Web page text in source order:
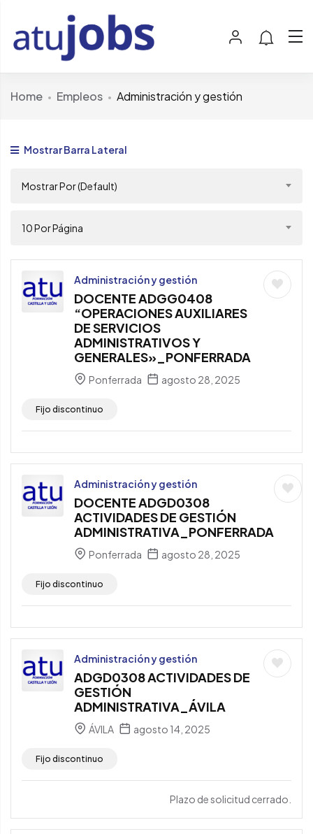
Home Empleos Administración y gestión
Mostrar Barra Lateral
Mostrar Por (Default)
10 Por Página
Administración y gestión
DOCENTE ADGG0408
“OPERACIONES AUXILIARES
DE SERVICIOS
ADMINISTRATIVOS Y
GENERALES»_PONFERRADA
Ponferrada agosto 28, 2025
Fijo discontinuo
Administración y gestión
DOCENTE ADGD0308
ACTIVIDADES DE GESTIÓN
ADMINISTRATIVA_PONFERRADA
Ponferrada agosto 28, 2025
Fijo discontinuo
Administración y gestión
ADGD0308 ACTIVIDADES DE
GESTIÓN
ADMINISTRATIVA_ÁVILA
ÁVILA agosto 14, 2025
Fijo discontinuo
Plazo de solicitud cerrado.